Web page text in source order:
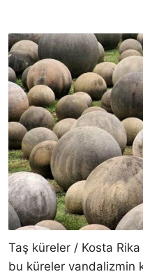
Taş küreler / Kosta Rika
bu küreler vandalizmin